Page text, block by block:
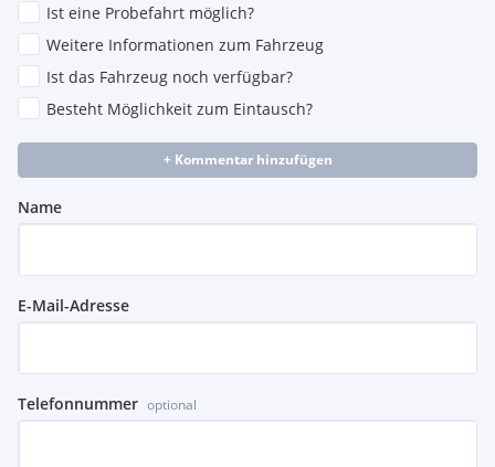
Ist eine Probefahrt möglich?
Weitere Informationen zum Fahrzeug
Ist das Fahrzeug noch verfügbar?
Besteht Möglichkeit zum Eintausch?
+ Kommentar hinzufügen
Name
E-Mail-Adresse
Telefonnummer optional